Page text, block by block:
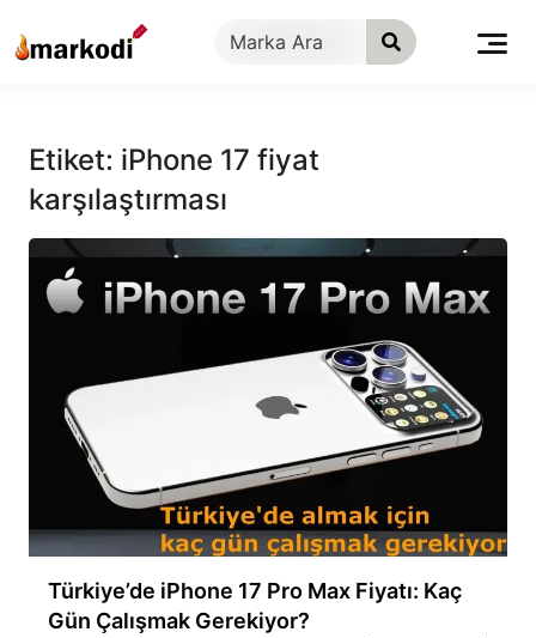
geç
Etiket: iPhone 17 fiyat
karşılaştırması
Türkiye’de iPhone 17 Pro Max Fiyatı: Kaç
Gün Çalışmak Gerekiyor?